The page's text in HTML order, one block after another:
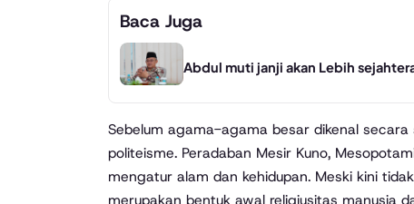
Baca Juga
Abdul muti janji akan Lebih
Sebelum agama-agama besar dikenal
politeisme. Peradaban Mesir Kuno,
mengatur alam dan kehidupan. Meski kini
merupakan bentuk awal religiusitas manusia